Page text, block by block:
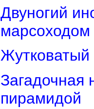
Двуногий
марсоходом
Загадочная
пирамидой